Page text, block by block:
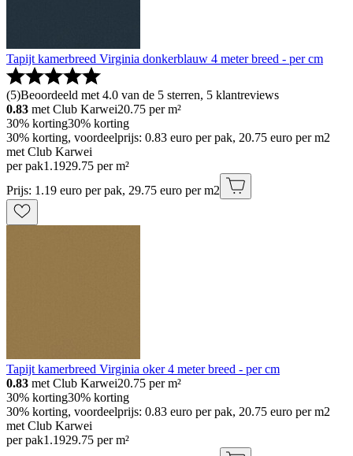
Tapijt kamerbreed Virginia donkerblauw 4 meter breed - per cm
(5)Beoordeeld met 4.0 van de 5 sterren, 5 klantreviews
0.83 met Club Karwei20.75 per m²
30% korting30% korting
30% korting, voordeelprijs: 0.83 euro per pak, 20.75 euro per m2
met Club Karwei
per pak1 .1929.75 per m²
Prijs: 1.19 euro per pak, 29.75 euro per m2
Tapijt kamerbreed Virginia oker 4 meter breed - per cm
0.83 met Club Karwei20.75 per m²
30% korting30% korting
30% korting, voordeelprijs: 0.83 euro per pak, 20.75 euro per m2
met Club Karwei
per pak1 .1929.75 per m²